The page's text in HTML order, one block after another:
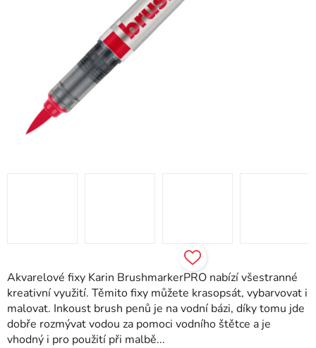
Akvarelové fixy Karin BrushmarkerPRO nabízí všestranné
kreativní využití. Těmito fixy můžete krasopsát, vybarvovat i
malovat. Inkoust brush penů je na vodní bázi, díky tomu jde
dobře rozmývat vodou za pomoci vodního štětce a je
vhodný i pro použití při malbě...